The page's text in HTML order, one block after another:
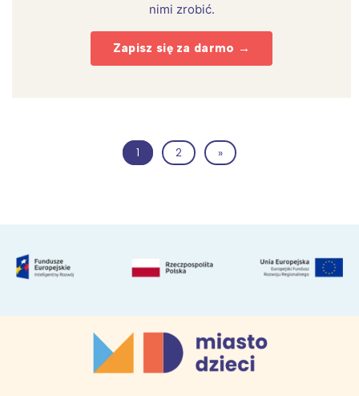
nimi zrobić.
Zapisz się za darmo →
1 2 »